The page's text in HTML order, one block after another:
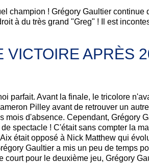
champion ! Grégory Gaultier
à du très grand "Greg" ! Il est
VICTOIRE APRÈS
parfait. Avant la finale, le tricolore
Pilley avant de retrouver un
mois d'absence. Cependant, Grégory
spectacle ! C'était sans compter la
était opposé à Nick Matthew qui
Gaultier a mis un peu de temps
court pour le deuxième jeu, Grégory